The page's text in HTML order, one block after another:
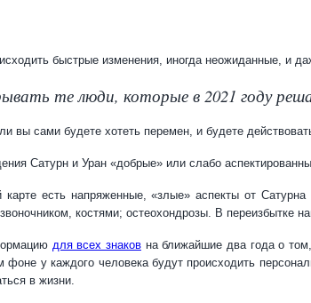
быстрые изменения, иногда неожиданные, и
те люди, которые в 2021 году
вы сами будете хотеть перемен, и будете
Сатурн и Уран «добрые» или слабо
есть напряженные, «злые» аспекты от
костями; остеохондрозы. В переизбытке
для всех знаковна ближайшие два года о том,
фоне у каждого человека будут происходить
в жизни.